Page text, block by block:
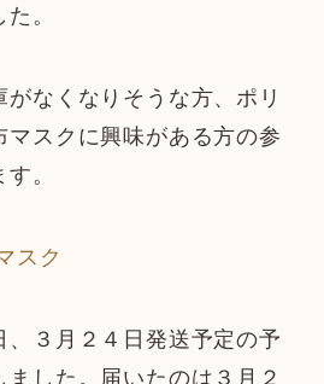
。
なくなりそうな方、ポリ
マスクに興味がある方の参
。
スク
、３月２４日発送予定の予
した。届いたのは３月２